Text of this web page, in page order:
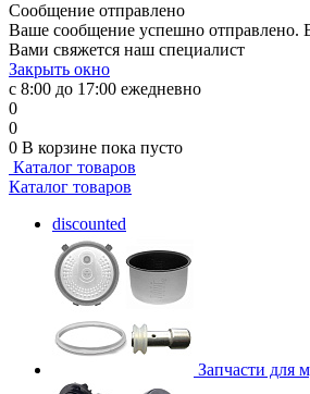
Сообщение отправлено
Ваше сообщение успешно отправлено.
Вами свяжется наш специалист
Закрыть окно
с 8:00 до 17:00 ежедневно
0
0
0 В корзине пока пусто
Каталог товаров
Каталог товаров
discounted
Запчасти для